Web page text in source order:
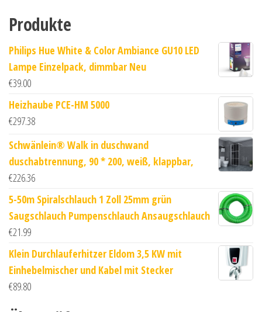
Produkte
Philips Hue White & Color Ambiance GU10 LED
Lampe Einzelpack, dimmbar Neu
€39.00
Heizhaube PCE-HM 5000
€297.38
Schwänlein® Walk in duschwand
duschabtrennung, 90 * 200, weiß, klappbar,
€226.36
5-50m Spiralschlauch 1 Zoll 25mm grün
Saugschlauch Pumpenschlauch Ansaugschlauch
€21.99
Klein Durchlauferhitzer Eldom 3,5 KW mit
Einhebelmischer und Kabel mit Stecker
€89.80